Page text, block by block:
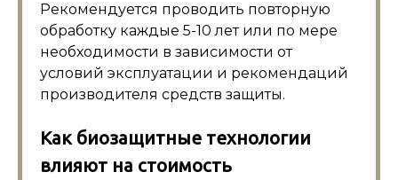
Рекомендуется проводить повторную
обработку каждые 5-10 лет или по мере
необходимости в зависимости от
условий эксплуатации и рекомендаций
производителя средств защиты.
Как биозащитные технологии
влияют на стоимость